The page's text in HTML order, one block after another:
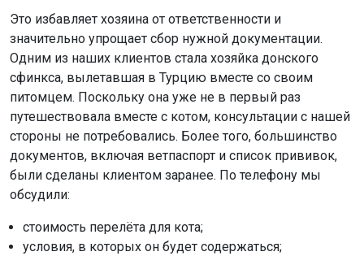
Это избавляет хозяина от ответственности и
значительно упрощает сбор нужной документации.
Одним из наших клиентов стала хозяйка донского
сфинкса, вылетавшая в Турцию вместе со своим
питомцем. Поскольку она уже не в первый раз
путешествовала вместе с котом, консультации с нашей
стороны не потребовались. Более того, большинство
документов, включая ветпаспорт и список прививок,
были сделаны клиентом заранее. По телефону мы
обсудили:
стоимость перелёта для кота;
условия, в которых он будет содержаться;